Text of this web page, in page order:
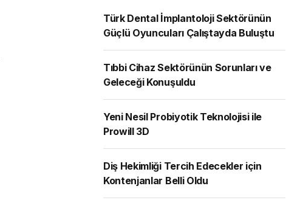
Türk Dental İmplantoloji Sektörünün
Güçlü Oyuncuları Çalıştayda Buluştu
Tıbbi Cihaz Sektörünün Sorunları ve
Geleceği Konuşuldu
Yeni Nesil Probiyotik Teknolojisi ile
Prowill 3D
Diş Hekimliği Tercih Edecekler için
Kontenjanlar Belli Oldu